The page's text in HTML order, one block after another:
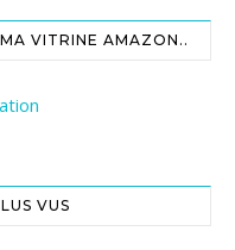
VITRINE AMAZON..
VUS